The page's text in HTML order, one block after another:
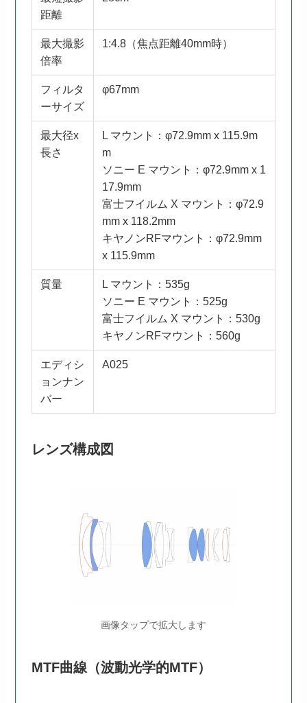
距離
最大撮影
倍率
1:4.8（焦点距離40mm時）
フィルタ
ーサイズ
φ67mm
最大径x
長さ
L マウント：φ72.9mm x 115.9m
m
ソニー E マウント：φ72.9mm x 1
17.9mm
富士フイルム X マウント：φ72.9
mm x 118.2mm
キヤノンRFマウント：φ72.9mm
x 115.9mm
質量
L マウント：535g
ソニー E マウント：525g
富士フイルム X マウント：530g
キヤノンRFマウント：560g
エディシ
ョンナン
バー
A025
レンズ構成図
画像タップで拡大します
MTF曲線（波動光学的MTF）